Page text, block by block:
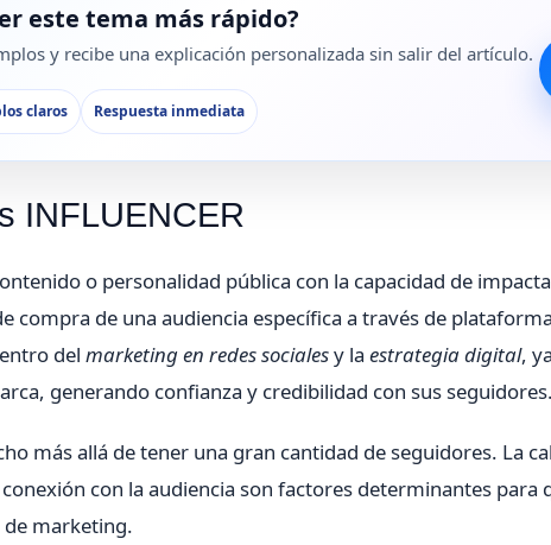
este tema más rápido?
y recibe una explicación personalizada sin salir del artículo.
claros Respuesta inmediata
INFLUENCER
o personalidad pública con la capacidad de
compra de una audiencia específica a través de
del marketing en redes socialesy la estrategia digital,
generando confianza y credibilidad con sus seguidores.
más allá de tener una gran cantidad de seguidores. La
con la audiencia son factores determinantes para
marketing.